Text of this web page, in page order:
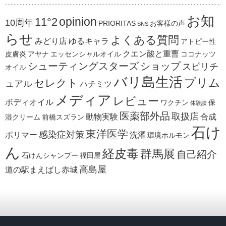
10周年 11°2opinion PRIORITAS SNS お客様の声 お知
らせ みどり店 ゆるキャラ よくある質問 アトピー性
皮膚炎 アヤナ エッセンシャルオイル クエン酸と重曹 ココナッツ
オイル シューティングスターズ ショップ スピリチ
ュアル セレクト ハチミツ バリ島生活 プリム
ボディオイル メディア レビュー ワクチン 体験談 保
湿クリーム 前橋スズラン 動物実験 医薬部外品 取扱店合成
ポリマー 感染症対策 東洋医学 洗濯 環境ホルモン 石け
ん 石けんシャンプー 福田屋 経皮毒群馬展 自己紹介
道の駅まえばし赤城 高島屋